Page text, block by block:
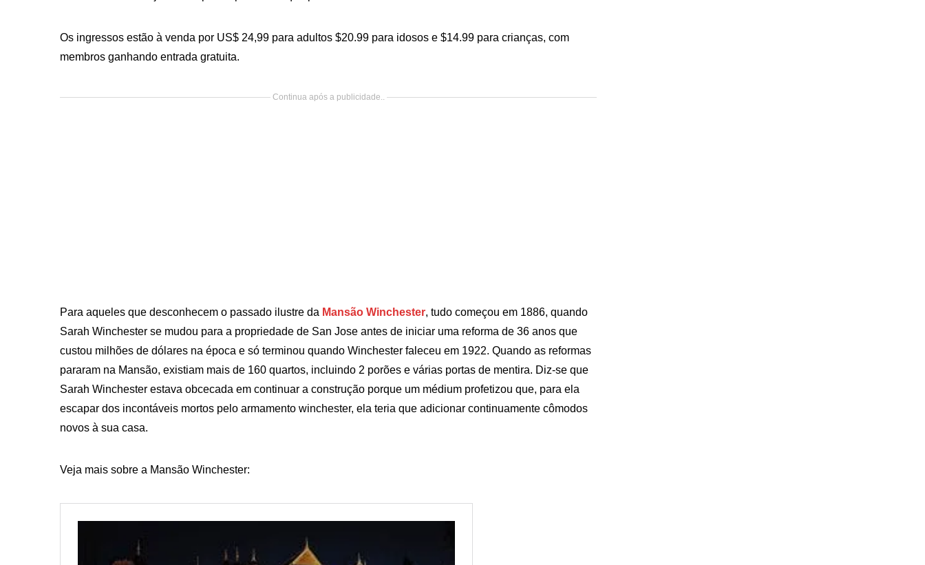
Os ingressos estão à venda por US$ 24,99 para adultos $20.99 para idosos e $14.99 para crianças, com
membros ganhando entrada gratuita.
Continua após a publicidade..
Para aqueles que desconhecem o passado ilustre da Mansão Winchester, tudo começou em 1886, quando
Sarah Winchester se mudou para a propriedade de San Jose antes de iniciar uma reforma de 36 anos que
custou milhões de dólares na época e só terminou quando Winchester faleceu em 1922. Quando as reformas
pararam na Mansão, existiam mais de 160 quartos, incluindo 2 porões e várias portas de mentira. Diz-se que
Sarah Winchester estava obcecada em continuar a construção porque um médium profetizou que, para ela
escapar dos incontáveis mortos pelo armamento winchester, ela teria que adicionar continuamente cômodos
novos à sua casa.
Veja mais sobre a Mansão Winchester: